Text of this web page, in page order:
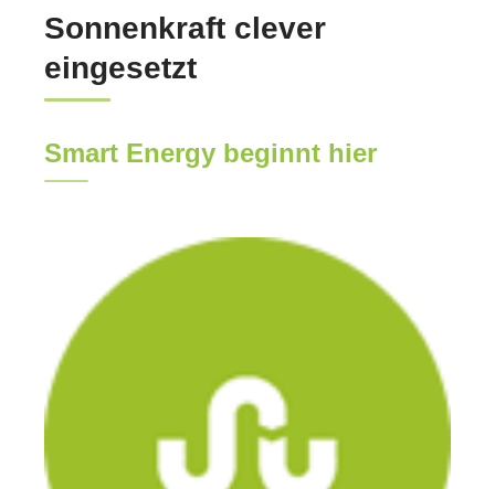
Sonnenkraft clever
eingesetzt
Smart Energy beginnt hier